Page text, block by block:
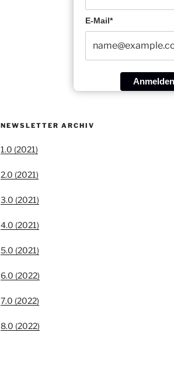
E-Mail*
Anmelden
NEWSLETTER ARCHIV
1.0 (2021)
2.0 (2021)
3.0 (2021)
4.0 (2021)
5.0 (2021)
6.0 (2022)
7.0 (2022)
8.0 (2022)